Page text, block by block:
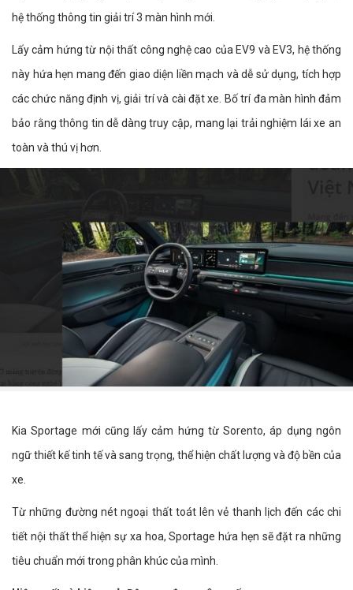
hệ thống thông tin giải trí 3 màn hình mới.
Lấy cảm hứng từ nội thất công nghệ cao của EV9 và EV3, hệ thống
này hứa hẹn mang đến giao diện liền mạch và dễ sử dụng, tích hợp
các chức năng định vị, giải trí và cài đặt xe. Bố trí đa màn hình đảm
bảo rằng thông tin dễ dàng truy cập, mang lại trải nghiệm lái xe an
toàn và thú vị hơn.
Kia Sportage mới cũng lấy cảm hứng từ Sorento, áp dụng ngôn
ngữ thiết kế tinh tế và sang trọng, thể hiện chất lượng và độ bền của
xe.
Từ những đường nét ngoại thất toát lên vẻ thanh lịch đến các chi
tiết nội thất thể hiện sự xa hoa, Sportage hứa hẹn sẽ đặt ra những
tiêu chuẩn mới trong phân khúc của mình.